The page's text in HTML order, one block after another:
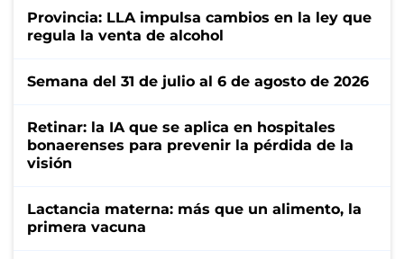
Provincia: LLA impulsa cambios en la ley que
regula la venta de alcohol
Semana del 31 de julio al 6 de agosto de 2026
Retinar: la IA que se aplica en hospitales
bonaerenses para prevenir la pérdida de la
visión
Lactancia materna: más que un alimento, la
primera vacuna